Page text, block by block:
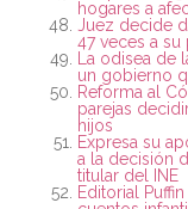
hogares a
Juez decide
47 veces a su
La odisea de
un gobierno
Reforma al
parejas
hijos
Expresa su
a la decisión
titular del INE
Editorial